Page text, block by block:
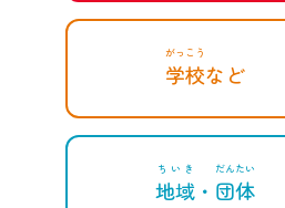
学校
がっこう
など
地域
ちいき
・ 団体
だんたい